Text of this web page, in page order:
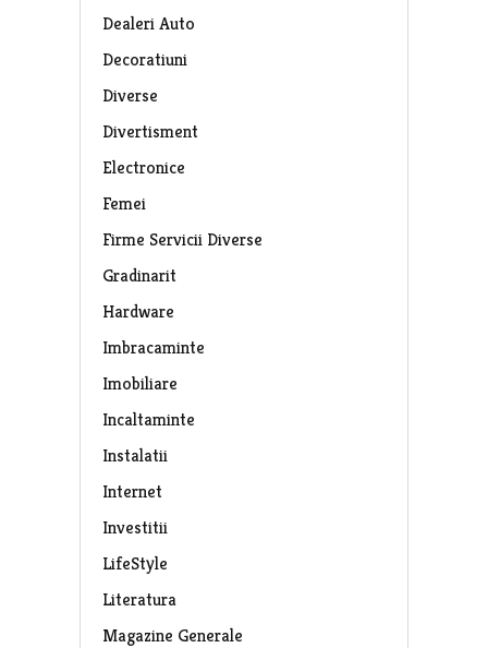
Dealeri Auto
Decoratiuni
Diverse
Divertisment
Electronice
Femei
Firme Servicii Diverse
Gradinarit
Hardware
Imbracaminte
Imobiliare
Incaltaminte
Instalatii
Internet
Investitii
LifeStyle
Literatura
Magazine Generale